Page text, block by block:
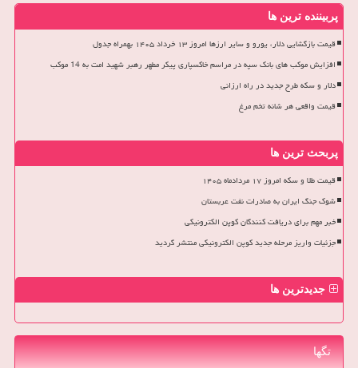
پربیننده ترین ها
قیمت بازگشایی دلار، یورو و سایر ارزها امروز ۱۳ خرداد ۱۴۰۵ بهمراه جدول
افزایش موکب های بانک سپه در مراسم خاکسپاری پیکر مطهر رهبر شهید امت به 14 موکب
دلار و سکه طرح جدید در راه ارزانی
قیمت واقعی هر شانه تخم مرغ
پربحث ترین ها
قیمت طلا و سکه امروز ۱۷ مردادماه ۱۴۰۵
شوک جنگ ایران به صادرات نفت عربستان
خبر مهم برای دریافت کنندگان کوپن الکترونیکی
جزئیات واریز مرحله جدید کوپن الکترونیکی منتشر گردید
جدیدترین ها
تگها